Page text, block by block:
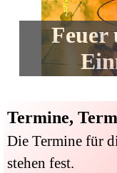
Feuer
Termine,
Die Termine für
stehen fest.